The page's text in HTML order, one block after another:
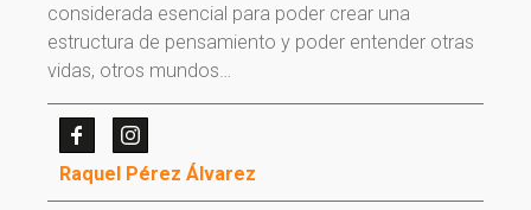
¡Gracias por suscribirte a nuestra newsletter!
considerada esencial para poder crear una
estructura de pensamiento y poder entender otras
vidas, otros mundos…
Raquel Pérez Álvarez